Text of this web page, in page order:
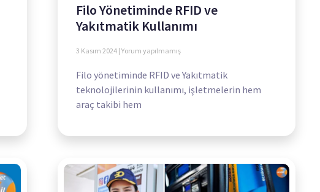
Filo Yönetiminde RFID ve
Yakıtmatik Kullanımı
3 Kasım 2024 Yorum yapılmamış
Filo yönetiminde RFID ve Yakıtmatik
teknolojilerinin kullanımı, işletmelerin hem
araç takibi hem